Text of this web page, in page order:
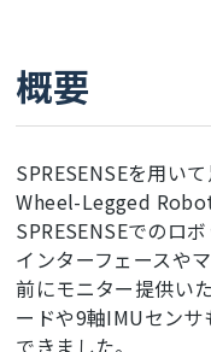
概要
SPRESENSEを用い
Wheel-Legged
SPRESENSEでのロ
インターフェースや
前にモニター提供い
ードや9軸IMUセン
できました。